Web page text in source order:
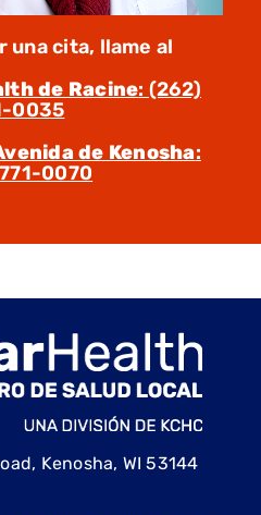
una cita, llame al
de Racine: (262)
0035
de Kenosha:
0070
Kenosha, WI 53144